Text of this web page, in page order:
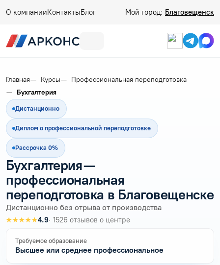
О компанииКонтактыБлог Мой город: Благовещенск
Главная Курсы
Профессиональная переподготовка
Бухгалтерия
Дистанционно
Диплом о профессиональной переподготовке
Рассрочка 0%
Бухгалтерия —
профессиональная
переподготовка в Благовещенске
Дистанционно без отрыва от производства
★★★★★4.9· 1526 отзывов о центре
Требуемое образование
Высшее или среднее профессиональное